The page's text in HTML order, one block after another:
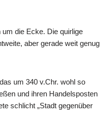
die Ecke. Die quirlige
aber gerade weit genug
um 340 v.Chr. wohl so
und ihren Handelsposten
schlicht „Stadt gegenüber